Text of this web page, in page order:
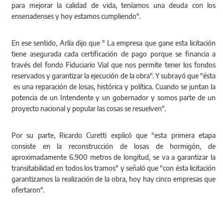
para mejorar la calidad de vida, teníamos una deuda con los
ensenadenses y hoy estamos cumpliendo".
En ese sentido, Arlía dijo que " La empresa que gane esta licitación
tiene asegurada cada certificación de pago porque se financia a
través del fondo Fiduciario Vial que nos permite tener los fondos
reservados y garantizar la ejecución de la obra". Y subrayó que "ésta
es una reparación de losas, histórica y política. Cuando se juntan la
potencia de un Intendente y un gobernador y somos parte de un
proyecto nacional y popular las cosas se resuelven".
Por su parte, Ricardo Curetti explicó que "esta primera etapa
consiste en la reconstrucción de losas de hormigón, de
aproximadamente 6.900 metros de longitud, se va a garantizar la
transitabilidad en todos los tramos" y señaló que "con ésta licitación
garantizamos la realización de la obra, hoy hay cinco empresas que
ofertaron".